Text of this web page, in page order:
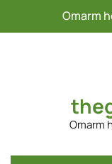
Omarm
Omarm